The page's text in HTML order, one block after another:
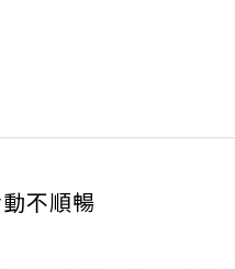
不順暢